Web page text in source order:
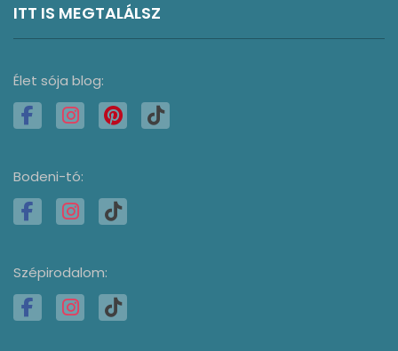
ITT IS MEGTALÁLSZ
Élet sója blog:
Bodeni-tó:
Szépirodalom: